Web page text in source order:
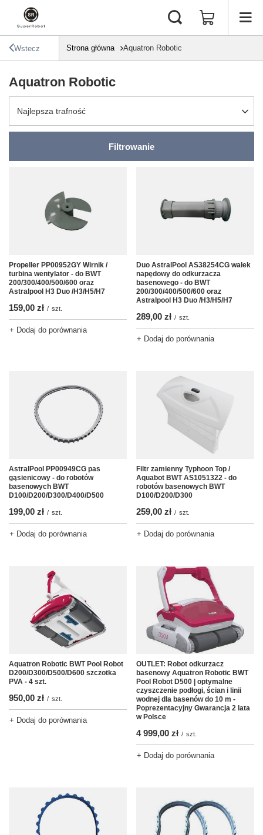
Wstecz Strona główna Aquatron Robotic
Aquatron Robotic
Zmień sortowanie
Najlepsza trafność
Filtrowanie
Propeller PP00952GY Wirnik /
turbina wentylator - do BWT
200/300/400/500/600 oraz
Astralpool H3 Duo /H3/H5/H7
159,00 zł / szt.
+ Dodaj do porównania
Duo AstralPool AS38254CG wałek
napędowy do odkurzacza
basenowego - do BWT
200/300/400/500/600 oraz
Astralpool H3 Duo /H3/H5/H7
289,00 zł / szt.
+ Dodaj do porównania
AstralPool PP00949CG pas
gąsienicowy - do robotów
basenowych BWT
D100/D200/D300/D400/D500
199,00 zł / szt.
+ Dodaj do porównania
Filtr zamienny Typhoon Top /
Aquabot BWT AS1051322 - do
robotów basenowych BWT
D100/D200/D300
259,00 zł / szt.
+ Dodaj do porównania
Aquatron Robotic BWT Pool Robot
D200/D300/D500/D600 szczotka
PVA - 4 szt.
950,00 zł / szt.
+ Dodaj do porównania
OUTLET: Robot odkurzacz
basenowy Aquatron Robotic BWT
Pool Robot D500 | optymalne
czyszczenie podłogi, ścian i linii
wodnej dla basenów do 10 m -
Poprezentacyjny Gwarancja 2 lata
w Polsce
4 999,00 zł / szt.
+ Dodaj do porównania